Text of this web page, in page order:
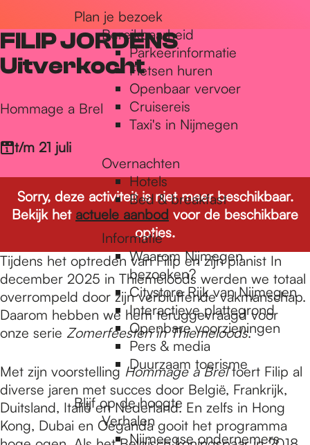
Plan je bezoek
Bereikbaarheid
Parkeerinformatie
Fietsen huren
Openbaar vervoer
Cruisereis
Taxi's in Nijmegen
Overnachten
Hotels
Bed & breakfast
Informatie
Waarom Nijmegen
bezoeken?
Citystore Rijk van Nijmegen
Interactieve plattegrond
Openbare voorzieningen
Pers & media
Duurzaam toerisme
Blijf op de hoogte
Verhalen
Nijmeegse ondernemers
FILIP JORDENS
Uitverkocht
Hommage a Brel
t/m 21 juli
Sorry, deze activiteit is niet meer beschikbaar.
Bekijk het actuele aanbod voor de beschikbare
opties.
Tijdens het optreden van Filip en zijn pianist In
december 2025 in Thiemeloods werden we totaal
overrompeld door zijn verbluffende vakmanschap.
Daarom hebben we hem teruggevraagd voor
onze serie Zomerfeesten in Thiemeloods.
Met zijn voorstelling Hommage à Breltoert Filip al
diverse jaren met succes door België, Frankrijk,
Duitsland, Italië en Nederland. En zelfs in Hong
Kong, Dubai en Oeganda gooit het programma